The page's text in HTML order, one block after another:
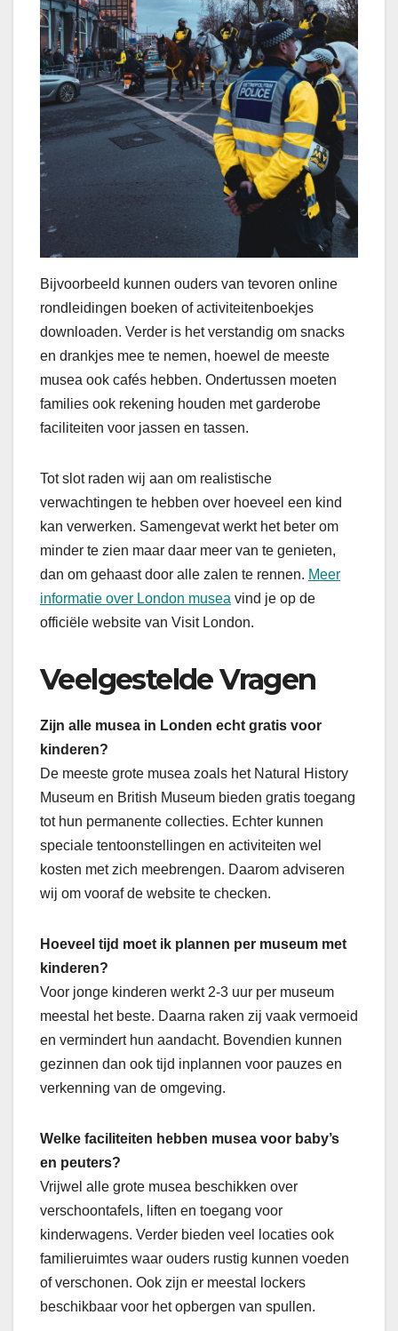
Bijvoorbeeld kunnen ouders van tevoren online
rondleidingen boeken of activiteitenboekjes
downloaden. Verder is het verstandig om snacks
en drankjes mee te nemen, hoewel de meeste
musea ook cafés hebben. Ondertussen moeten
families ook rekening houden met garderobe
faciliteiten voor jassen en tassen.
Tot slot raden wij aan om realistische
verwachtingen te hebben over hoeveel een kind
kan verwerken. Samengevat werkt het beter om
minder te zien maar daar meer van te genieten,
dan om gehaast door alle zalen te rennen. Meer
informatie over London musea vind je op de
officiële website van Visit London.
Veelgestelde Vragen
Zijn alle musea in Londen echt gratis voor
kinderen?
De meeste grote musea zoals het Natural History
Museum en British Museum bieden gratis toegang
tot hun permanente collecties. Echter kunnen
speciale tentoonstellingen en activiteiten wel
kosten met zich meebrengen. Daarom adviseren
wij om vooraf de website te checken.
Hoeveel tijd moet ik plannen per museum met
kinderen?
Voor jonge kinderen werkt 2-3 uur per museum
meestal het beste. Daarna raken zij vaak vermoeid
en vermindert hun aandacht. Bovendien kunnen
gezinnen dan ook tijd inplannen voor pauzes en
verkenning van de omgeving.
Welke faciliteiten hebben musea voor baby’s
en peuters?
Vrijwel alle grote musea beschikken over
verschoontafels, liften en toegang voor
kinderwagens. Verder bieden veel locaties ook
familieruimtes waar ouders rustig kunnen voeden
of verschonen. Ook zijn er meestal lockers
beschikbaar voor het opbergen van spullen.